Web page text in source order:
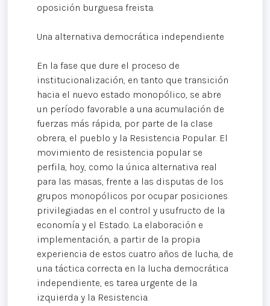
oposición burguesa freista.
Una alternativa democrática independiente
En la fase que dure el proceso de
institucionalización, en tanto que transición
hacia el nuevo estado monopólico, se abre
un período favorable a una acumulación de
fuerzas más rápida, por parte de la clase
obrera, el pueblo y la Resistencia Popular. El
movimiento de resistencia popular se
perfila, hoy, como la única alternativa real
para las masas, frente a las disputas de los
grupos monopólicos por ocupar posiciones
privilegiadas en el control y usufructo de la
economía y el Estado. La elaboración e
implementación, a partir de la propia
experiencia de estos cuatro años de lucha, de
una táctica correcta en la lucha democrática
independiente, es tarea urgente de la
izquierda y la Resistencia.